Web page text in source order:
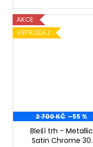
AKCE
VÝPRODEJ
2 700 KČ –55 %
Bleší trh - Metallic
Satin Chrome 30